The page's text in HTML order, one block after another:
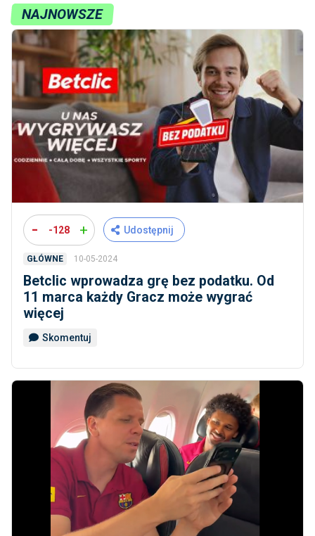
NAJNOWSZE
- -128 + Udostępnij
GŁÓWNE 10-05-2024
Betclic wprowadza grę bez podatku. Od
11 marca każdy Gracz może wygrać
więcej
Skomentuj